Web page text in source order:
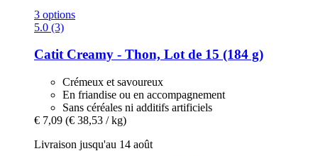
3 options
5.0 (3)
CatitCreamy -​ Thon, Lot de 15 (184 g)
Crémeux et savoureux
En friandise ou en accompagnement
Sans céréales ni additifs artificiels
€ 7,09 (€ 38,53 / kg)
Livraison jusqu'au 14 août